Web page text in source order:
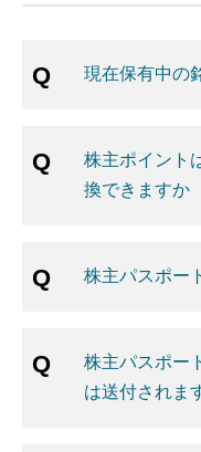
現在保有中の
株主ポイント
換できますか
株主パスポー
株主パスポー
は送付されま